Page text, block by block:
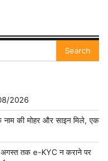
2026
के नाम की मोहर और साइन मिले, एक
अगस्त तक e-KYC न कराने पर